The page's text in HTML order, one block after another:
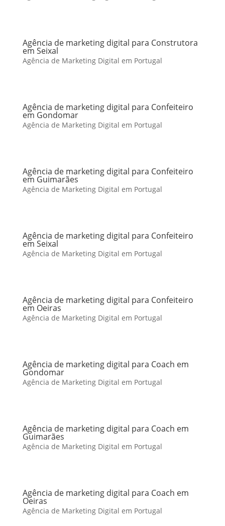
Agência de marketing digital para Construtora
em Seixal
Agência de Marketing Digital em Portugal
Agência de marketing digital para Confeiteiro
em Gondomar
Agência de Marketing Digital em Portugal
Agência de marketing digital para Confeiteiro
em Guimarães
Agência de Marketing Digital em Portugal
Agência de marketing digital para Confeiteiro
em Seixal
Agência de Marketing Digital em Portugal
Agência de marketing digital para Confeiteiro
em Oeiras
Agência de Marketing Digital em Portugal
Agência de marketing digital para Coach em
Gondomar
Agência de Marketing Digital em Portugal
Agência de marketing digital para Coach em
Guimarães
Agência de Marketing Digital em Portugal
Agência de marketing digital para Coach em
Oeiras
Agência de Marketing Digital em Portugal